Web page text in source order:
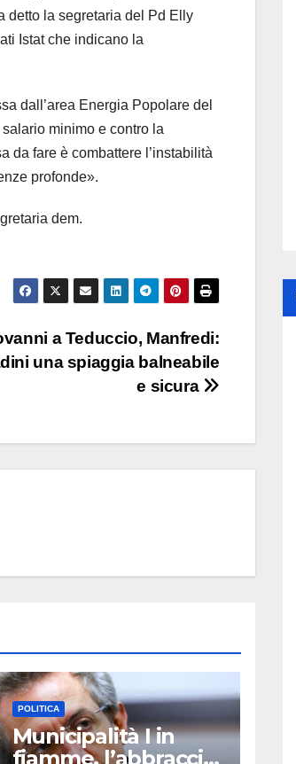
detto la segretaria del Pd Elly
Istat che indicano la
dall’area Energia Popolare del
minimo e contro la
da fare è combattere l’instabilità
profonde».
dem.
a Teduccio, Manfredi:
una spiaggia balneabile
e sicura
POLITICA
Municipalità I in
fiamme, l’abbraccio